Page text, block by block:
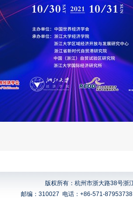
版权所有：杭州市浙大路38号浙
邮编：310027 电话：+86-571-87953738